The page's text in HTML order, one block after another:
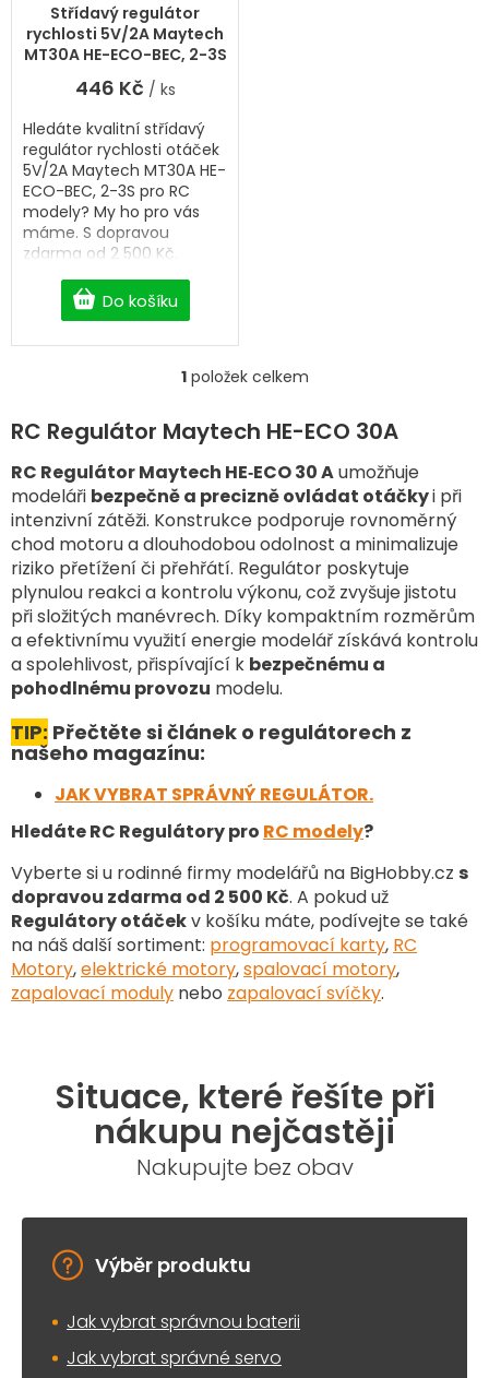
Střídavý regulátor
rychlosti 5V/2A Maytech
MT30A HE-ECO-BEC, 2-3S
446 Kč / ks
Do košíku
Hledáte kvalitní střídavý
regulátor rychlosti otáček
5V/2A Maytech MT30A HE-
ECO-BEC, 2-3S pro RC
modely? My ho pro vás
máme. S dopravou
zdarma od 2 500 Kč.
O
l
á
d
a
c
í
p
r
v
k
y
v
ý
p
s
1položek celkem
RC Regulátor Maytech HE-ECO 30A
RC Regulátor Maytech HE‑ECO 30 Aumožňuje
modeláři bezpečně a precizně ovládat otáčkyi při
intenzivní zátěži. Konstrukce podporuje rovnoměrný
chod motoru a dlouhodobou odolnost a minimalizuje
riziko přetížení či přehřátí. Regulátor poskytuje
plynulou reakci a kontrolu výkonu, což zvyšuje jistotu
při složitých manévrech. Díky kompaktním rozměrům
a efektivnímu využití energie modelář získává kontrolu
a spolehlivost, přispívající k bezpečnému a
pohodlnému provozu modelu.
TIP: Přečtěte si článek o regulátorech z
našeho magazínu:
JAK VYBRAT SPRÁVNÝ REGULÁTOR.
Hledáte RC Regulátory pro RC modely?
Vyberte si u rodinné firmy modelářů na BigHobby.cz s
dopravou zdarma od 2 500 Kč. A pokud už
Regulátory otáčekv košíku máte, podívejte se také
na náš další sortiment: programovací karty, RC
Motory,elektrické motory,spalovací motory,
zapalovací moduly nebo zapalovací svíčky.
Situace, které řešíte při
nákupu nejčastěji
Nakupujte bez obav
Výběr produktu
Jak vybrat správnou baterii
Jak vybrat správné servo